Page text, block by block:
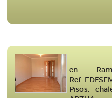
en
Ref:
Pisos,